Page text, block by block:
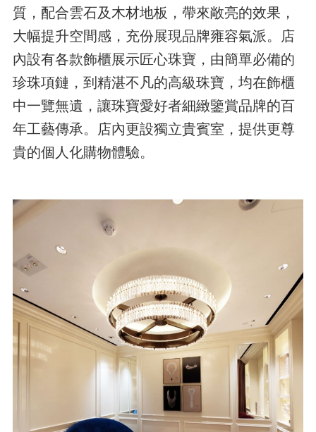
質，配合雲石及木材地板，帶來敞亮的效果，
大幅提升空間感，充份展現品牌雍容氣派。店
內設有各款飾櫃展示匠心珠寶，由簡單必備的
珍珠項鏈，到精湛不凡的高級珠寶，均在飾櫃
中一覽無遺，讓珠寶愛好者細緻鑒賞品牌的百
年工藝傳承。店內更設獨立貴賓室，提供更尊
貴的個人化購物體驗。